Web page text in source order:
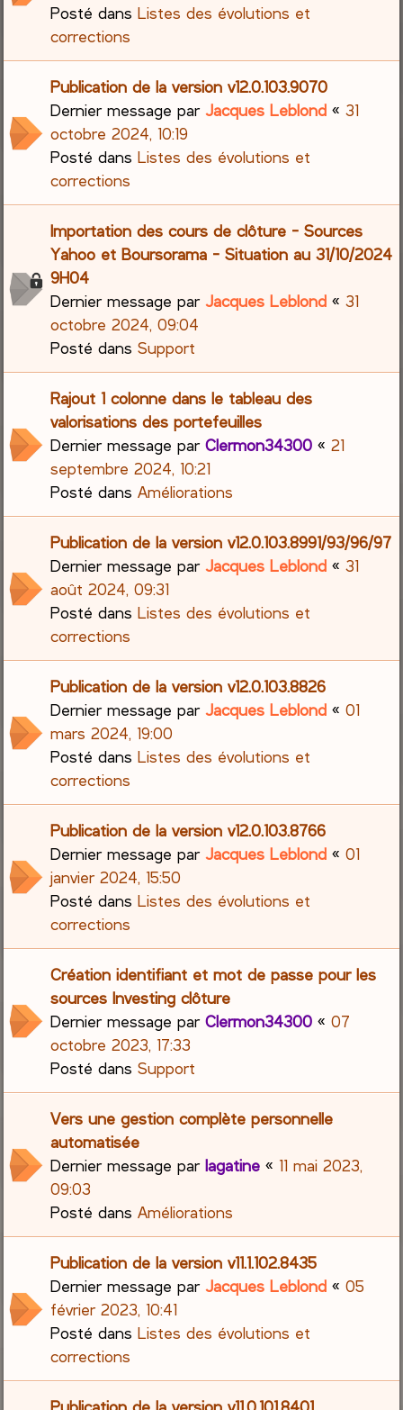
Posté dansListes des évolutions et
corrections
Publication de la version v12.0.103.9070
Dernier message parJacques Leblond «31
octobre 2024, 10:19
Posté dansListes des évolutions et
corrections
Importation des cours de clôture - Sources
Yahoo et Boursorama - Situation au 31/10/2024
9H04
Dernier message parJacques Leblond «31
octobre 2024, 09:04
Posté dansSupport
Rajout 1 colonne dans le tableau des
valorisations des portefeuilles
Dernier message parClermon34300 «21
septembre 2024, 10:21
Posté dansAméliorations
Publication de la version v12.0.103.8991/93/96/97
Dernier message parJacques Leblond «31
août 2024, 09:31
Posté dansListes des évolutions et
corrections
Publication de la version v12.0.103.8826
Dernier message parJacques Leblond «01
mars 2024, 19:00
Posté dansListes des évolutions et
corrections
Publication de la version v12.0.103.8766
Dernier message parJacques Leblond «01
janvier 2024, 15:50
Posté dansListes des évolutions et
corrections
Création identifiant et mot de passe pour les
sources Investing clôture
Dernier message parClermon34300 «07
octobre 2023, 17:33
Posté dansSupport
Vers une gestion complète personnelle
automatisée
Dernier message parlagatine « 11 mai 2023,
09:03
Posté dansAméliorations
Publication de la version v11.1.102.8435
Dernier message parJacques Leblond «05
février 2023, 10:41
Posté dansListes des évolutions et
corrections